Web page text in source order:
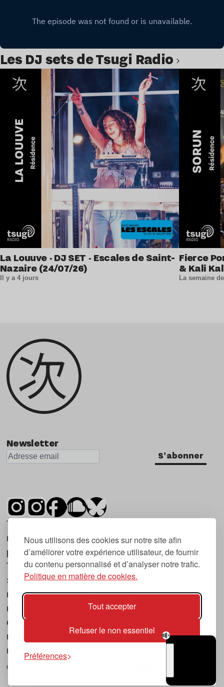
Nous utilisons des cookies sur notre site afin
d’améliorer votre expérience utilisateur, de fournir
du contenu personnalisé et d’analyser notre trafic.
Politique en matière de cookies.
Tout accepter
Refuser le non essentiel
Préférences
Les DJ sets de Tsugi Radio
La Louuve · DJ SET · Escales de Saint-
Nazaire (24/07/26)
Il y a 4 jours
Fierce
& Kali
La semaine
Lire l’article
Newsletter
S'abonner
Tsugi est un mensuel indépendant sur la
musique et les nouvelles tendances, dont la
première parution date de 2007.
Tsugi en japonais signifie « prochain », « suivant
», ce qui correspond à la thématique du
magazine, à l’affût des nouvelles tendances
musicales, qu’elles viennent de la musique
électronique, du rock ou du hip hop, et des
nouveaux phénomènes de société liés à la
musique.
POLITIQUE DE COOKIES (UE)